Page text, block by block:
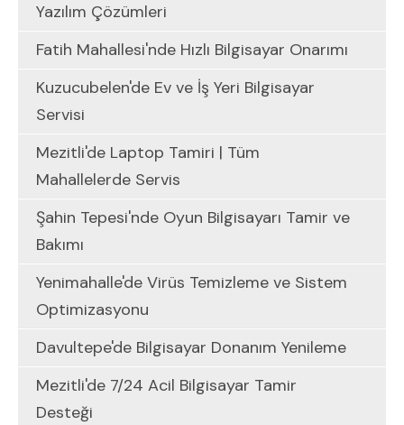
Yazılım Çözümleri
Fatih Mahallesi'nde Hızlı Bilgisayar Onarımı
Kuzucubelen'de Ev ve İş Yeri Bilgisayar
Servisi
Mezitli'de Laptop Tamiri | Tüm
Mahallelerde Servis
Şahin Tepesi'nde Oyun Bilgisayarı Tamir ve
Bakımı
Yenimahalle'de Virüs Temizleme ve Sistem
Optimizasyonu
Davultepe'de Bilgisayar Donanım Yenileme
Mezitli'de 7/24 Acil Bilgisayar Tamir
Desteği